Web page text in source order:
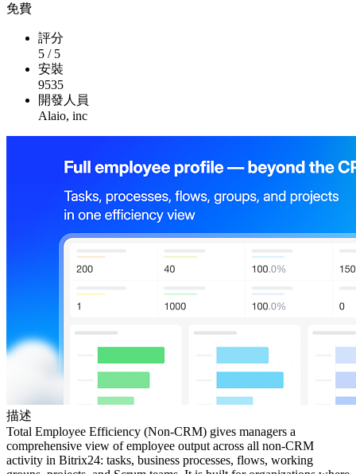
免費
評分
5 / 5
安裝
9535
開發人員
Alaio, inc
描述
Total Employee Efficiency (Non-CRM) gives managers a
comprehensive view of employee output across all non-CRM
activity in Bitrix24: tasks, business processes, flows, working